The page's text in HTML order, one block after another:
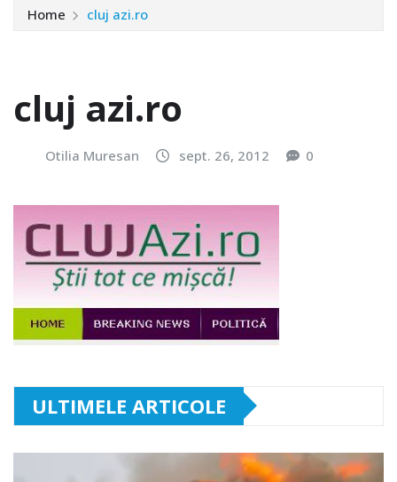
Home cluj azi.ro
cluj azi.ro
Otilia Muresan sept. 26, 2012 0
ULTIMELE ARTICOLE